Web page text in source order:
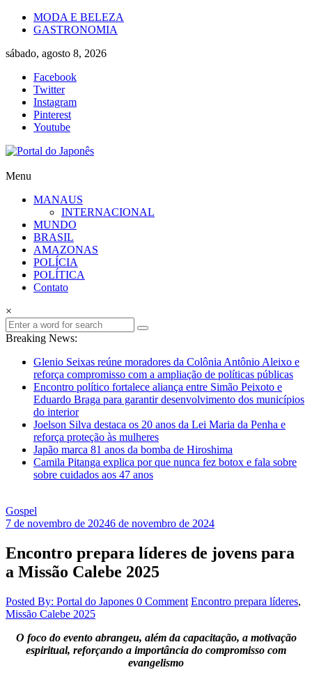
Skip
MODA E BELEZA
GASTRONOMIA
sábado, agosto 8, 2026
Facebook
Twitter
Instagram
Pinterest
Youtube
Portal
Japonês
Japão
mais
perto
Menu
MANAUS
INTERNACIONAL
MUNDO
BRASIL
AMAZONAS
POLÍCIA
POLÍTICA
Contato
×
Breaking News:
Glenio Seixas reúne moradores da Colônia Antônio Aleixo e
reforça compromisso com a ampliação de políticas públicas
Encontro político fortalece aliança entre Simão Peixoto e
Eduardo Braga para garantir desenvolvimento dos municípios
do interior
Joelson Silva destaca os 20 anos da Lei Maria da Penha e
reforça proteção às mulheres
Japão marca 81 anos da bomba de Hiroshima
Camila Pitanga explica por que nunca fez botox e fala sobre
sobre cuidados aos 47 anos
Gospel
7 de novembro de 20246 de novembro de 2024
Encontro prepara líderes de jovens para
a Missão Calebe 2025
Posted By: Portal do Japones 0 Comment Encontro prepara líderes,
Missão Calebe 2025
O foco do evento abrangeu, além da capacitação, a motivação
espiritual, reforçando a importância do compromisso com
evangelismo